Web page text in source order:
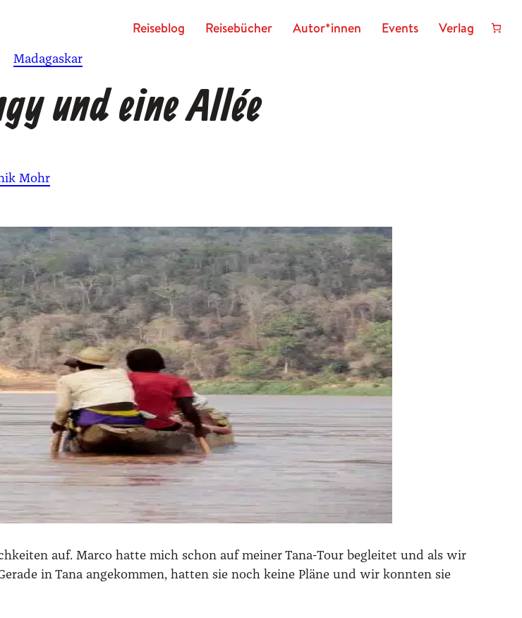
Rei­se­blog Reisebücher Autor*innen Events Verlag
Madagaskar
und eine Allée
Mohr
auf. Mar­co hat­te mich schon auf mei­ner Tana-Tour beglei­tet und als wir
in Tana ange­kom­men, hat­ten sie noch kei­ne Plä­ne und wir konn­ten sie